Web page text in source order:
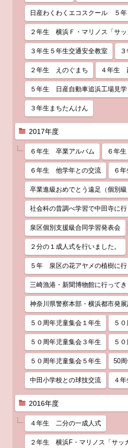
日産わくわくエコスクール ５年
２年生 横浜Ｆ・マリノス「サッ
３年生５年生交通安全教室
２年生 えのぐまち ４年生
５年生 日産自動車追浜工場見学
３年生まちたんけん
2017年度
６年生 卒業アルバム ６年
６年生 他学年との交流 ６
卒業進級おめでとう遠足（個別級
社会科の昔調べ学習で中田寺に行
泉区個別支援級合同学習発表会
２分の１成人式を行いました。
５年 泉区の花アヤメの植樹に行
三崎漁港・新聞博物館に行ってき
神奈川県警察本部・横浜都市発
５０周年児童集会１年生 ５
５０周年児童集会３年生 ５
５０周年児童集会５年生 50
中田小学校との球技交流 ４
2016年度
４年生 二分の一成人式
２年生 横浜F・マリノス「サッ